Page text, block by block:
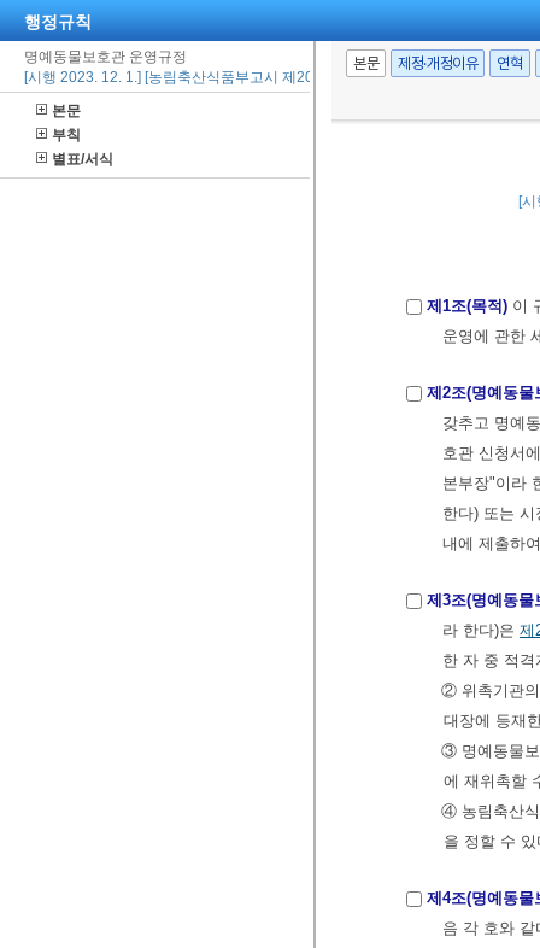
행정규칙
명예동물보호관 운영규정
[시행 2023. 12. 1.] [농림축산식품부고시 제2023-89호, 2023. 12. 1., 일부개정]
본문
부칙
별표/서식
본문 제정·개정이유 연혁
[
제1조(목적) 이
운영에 관한
제2조(명예동물
갖추고 명예
호관 신청서
본부장"이라
한다) 또는
내에 제출하
제3조(명예동물
라 한다)은 제
한 자 중 적
② 위촉기관의
대장에 등재
③ 명예동물보
에 재위촉할
④ 농림축산식
을 정할 수
제4조(명예동물
음 각 호와